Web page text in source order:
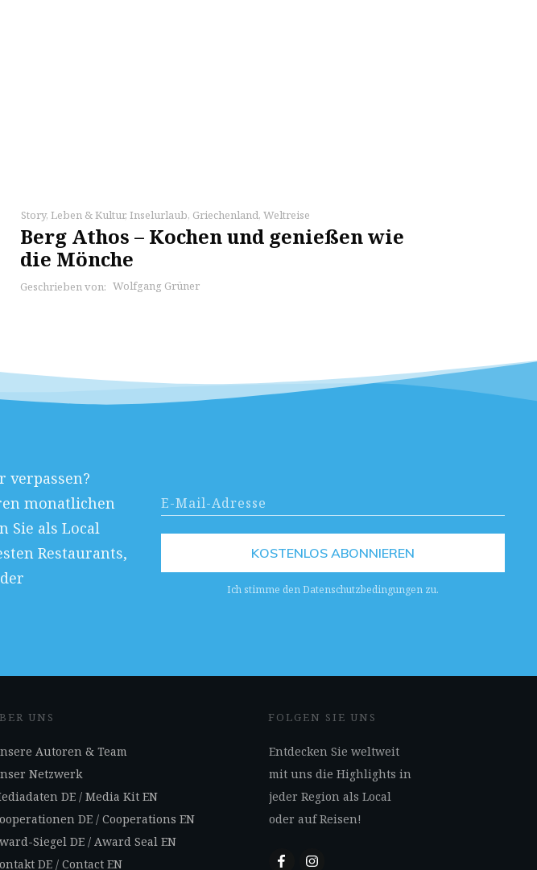
Story, Leben & Kultur, Inselurlaub, Griechenland, Weltreise
Berg Athos – Kochen und genießen wie
die Mönche
Geschrieben von: Wolfgang Grüner
verpassen?
monatlichen
Sie als Local
Restaurants,
KOSTENLOS ABONNIEREN
Ich stimme den Datenschutzbedingungen zu.
UNS
Autoren & Team
Netzwerk
DE /Media Kit EN
DE/Cooperations EN
Siegel DE/Award Seal EN
DE /Contact EN
FOLGEN SIE UNS
Entdecken Sie weltweit
mit uns die Highlights in
jeder Region als Local
oder auf Reisen!